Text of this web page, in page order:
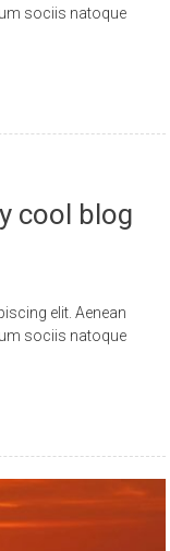
sociis natoque
cool blog
elit. Aenean
sociis natoque